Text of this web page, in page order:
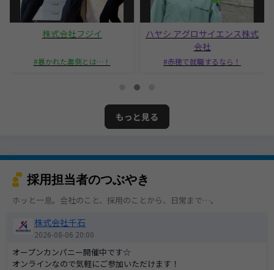
株式会社フジイ
暴かれた裏側とは…！
ハヤシ アグロサイエンス株式
会社
赤穂で就職するなら！
もっと見る
採用担当者のつぶやき
ホッと一息。会社のこと、採用のことから、日常まで…。
株式会社千石
2026-08-06 20:00
オープンカンパニー開催中です☆
オンラインなので気軽にご参加いただけます！